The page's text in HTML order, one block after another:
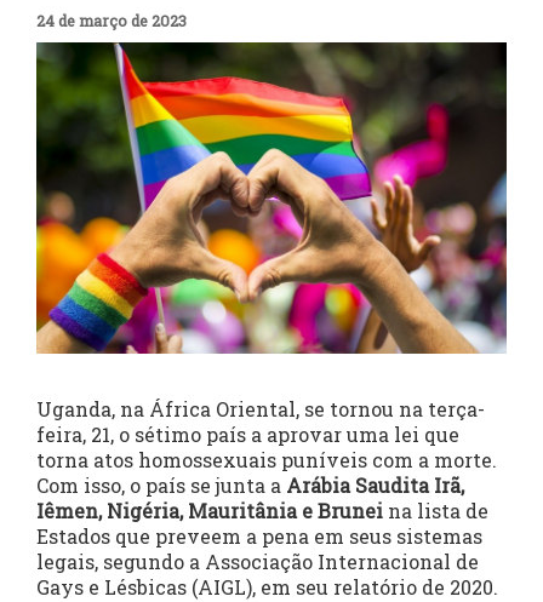
24 de março de 2023
Uganda, na África Oriental, se tornou na terça-
feira, 21, o sétimo país a aprovar uma lei que
torna atos homossexuais puníveis com a morte.
Com isso, o país se junta a Arábia Saudita Irã,
Iêmen, Nigéria, Mauritânia e Brunei na lista de
Estados que preveem a pena em seus sistemas
legais, segundo a Associação Internacional de
Gays e Lésbicas (AIGL), em seu relatório de 2020.